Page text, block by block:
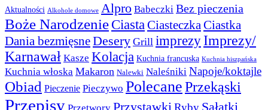
Aktualności Alkohole domowe Alpro Babeczki Bez pieczenia
Boże NarodzenieCiasta Ciasteczka Ciastka
Dania bezmięsneDesery Grill imprezy Imprezy/
Karnawał Kasze Kolacja Kuchnia francuska Kuchnia hiszpańska
Kuchnia włoska Makaron Nalewki Naleśniki Napoje/koktajle
Obiad Pieczenie Pieczywo PolecanePrzekąski
Przepisy Przetwory Przystawki Ryby Sałatki